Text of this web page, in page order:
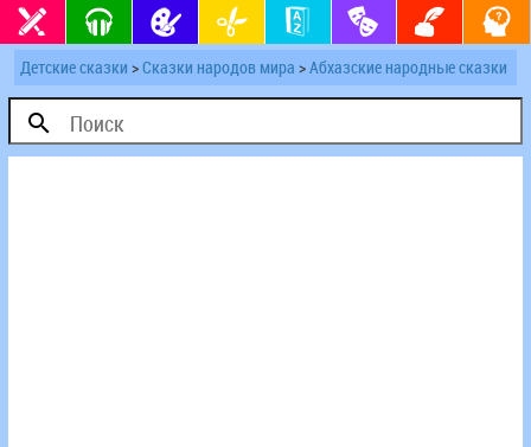
Детские сказки >Сказки народов мира >Абхазские народные сказки